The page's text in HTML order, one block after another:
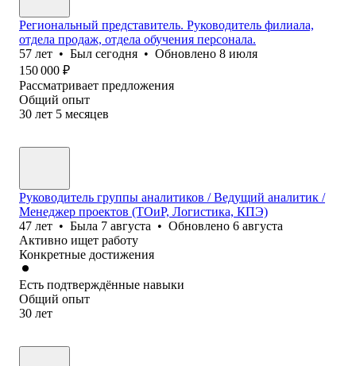
Региональный представитель. Руководитель филиала,
отдела продаж, отдела обучения персонала.
57 лет • Был сегодня • Обновлено 8 июля
150 000 ₽
Рассматривает предложения
Общий опыт
30 лет 5 месяцев
Руководитель группы аналитиков / Ведущий аналитик /
Менеджер проектов (ТОиР, Логистика, КПЭ)
47 лет • Была 7 августа • Обновлено 6 августа
Активно ищет работу
Конкретные достижения
Есть подтверждённые навыки
Общий опыт
30 лет